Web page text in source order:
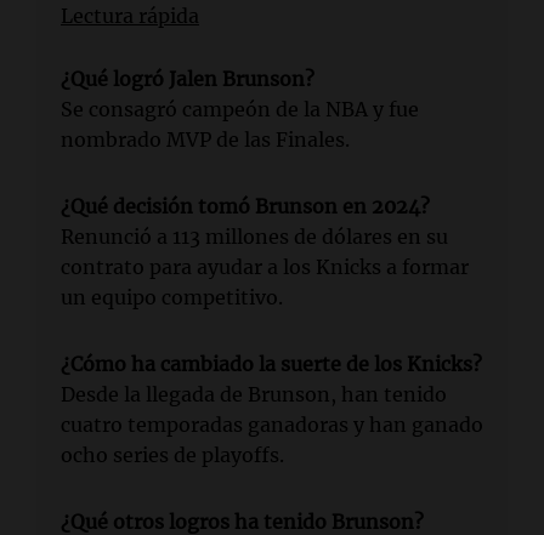
Lectura rápida
¿Qué logró Jalen Brunson?
Se consagró campeón de la NBA y fue
nombrado MVP de las Finales.
¿Qué decisión tomó Brunson en 2024?
Renunció a 113 millones de dólares en su
contrato para ayudar a los Knicks a formar
un equipo competitivo.
¿Cómo ha cambiado la suerte de los Knicks?
Desde la llegada de Brunson, han tenido
cuatro temporadas ganadoras y han ganado
ocho series de playoffs.
¿Qué otros logros ha tenido Brunson?